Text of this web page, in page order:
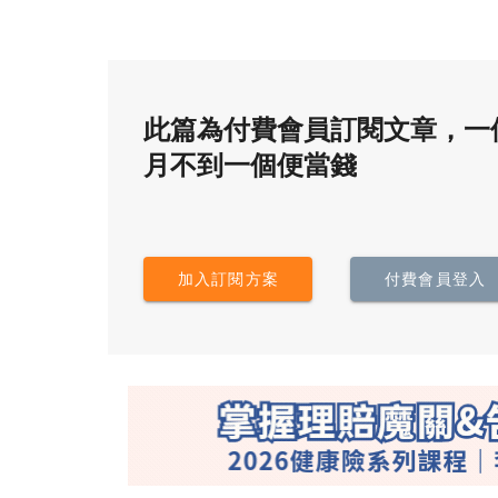
此篇為付費會員訂閱文章，一
月不到一個便當錢
加入訂閱方案 付費會員登入